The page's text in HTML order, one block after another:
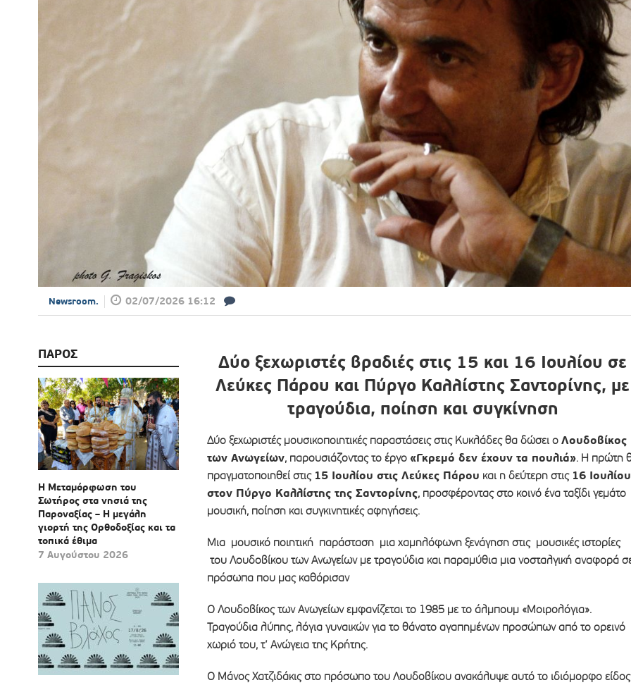
Newsroom. 02/07/2026 16:12
ΠΑΡΟΣ
Η Μεταμόρφωση του
Σωτήρος στα νησιά της
Παροναξίας – Η μεγάλη
γιορτή της Ορθοδοξίας και τα
τοπικά έθιμα
7 Αυγούστου 2026
Δύο ξεχωριστές βραδιές στις 15 και 16 Ιουλίου σε
Λεύκες Πάρου και Πύργο Καλλίστης Σαντορίνης, με
τραγούδια, ποίηση και συγκίνηση
Δύο ξεχωριστές μουσικοποιητικές παραστάσεις στις Κυκλάδες θα δώσει ο Λουδοβίκος
των Ανωγείων, παρουσιάζοντας το έργο «Γκρεμό δεν έχουν τα πουλιά». Η πρώτη
πραγματοποιηθεί στις 15 Ιουλίου στις Λεύκες Πάρου και η δεύτερη στις 16 Ιουλίου
στον Πύργο Καλλίστης της Σαντορίνης, προσφέροντας στο κοινό ένα ταξίδι γεμάτο
μουσική, ποίηση και συγκινητικές αφηγήσεις.
Μια μουσικό ποιητική παράσταση μια χαμηλόφωνη ξενάγηση στις μουσικές ιστορίες
του Λουδοβίκου των Ανωγείων με τραγούδια και παραμύθια μια νοσταλγική αναφορά
πρόσωπα που μας καθόρισαν
Ο Λουδοβίκος των Ανωγείων εμφανίζεται το 1985 με το άλμπουμ «Μοιρολόγια».
Τραγούδια λύπης, λόγια γυναικών για το θάνατο αγαπημένων προσώπων από το ορεινό
χωριό του, τ’ Ανώγεια της Κρήτης.
Ο Μάνος Χατζιδάκις στο πρόσωπο του Λουδοβίκου ανακάλυψε αυτό το ιδιόμορφο είδος